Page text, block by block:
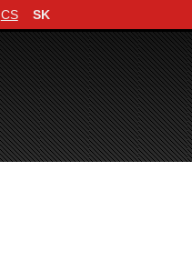
Jazyková verzia
CS SK